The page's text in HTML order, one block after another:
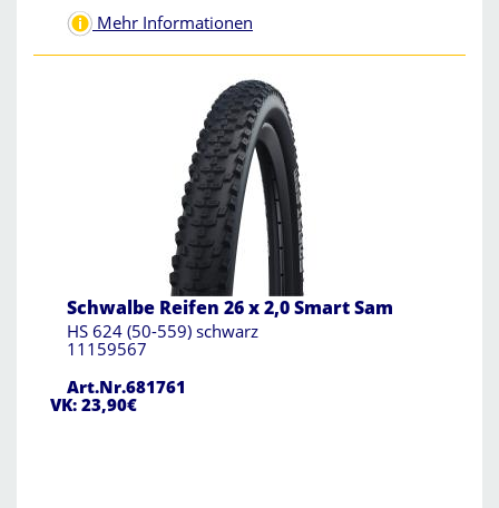
Mehr Informationen
Schwalbe Reifen 26 x 2,0 Smart Sam
HS 624 (50-559) schwarz
11159567
Art.Nr.681761
VK: 23,90€